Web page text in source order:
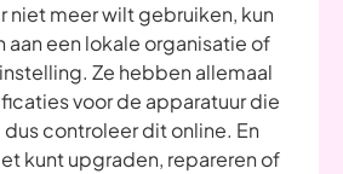
niet meer wilt gebruiken, kun
aan een lokale organisatie of
Ze hebben allemaal
voor de apparatuur die
controleer dit online. En
kunt upgraden, repareren of